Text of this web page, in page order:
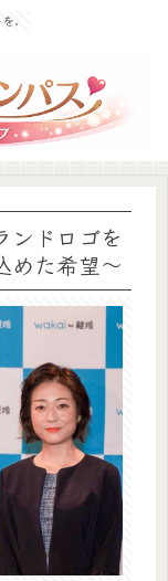
。
ンドロゴを
めた希望〜